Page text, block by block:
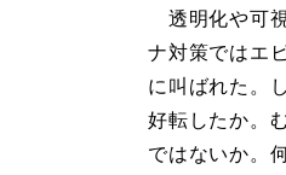
透明化や可
ナ対策ではエ
に叫ばれた。
好転したか。
ではないか。